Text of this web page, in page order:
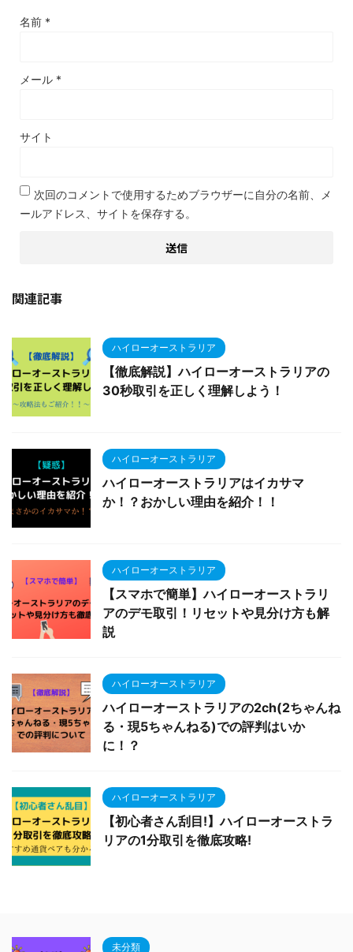
名前 *
メール *
サイト
次回のコメントで使用するためブラウザーに自分の名前、メ
ールアドレス、サイトを保存する。
関連記事
ハイローオーストラリア
【徹底解説】ハイローオーストラリアの
30秒取引を正しく理解しよう！
ハイローオーストラリア
ハイローオーストラリアはイカサマ
か！？おかしい理由を紹介！！
ハイローオーストラリア
【スマホで簡単】ハイローオーストラリ
アのデモ取引！リセットや見分け方も解
説
ハイローオーストラリア
ハイローオーストラリアの2ch(2ちゃんね
る・現5ちゃんねる)での評判はいか
に！？
ハイローオーストラリア
【初心者さん刮目!】ハイローオーストラ
リアの1分取引を徹底攻略!
未分類